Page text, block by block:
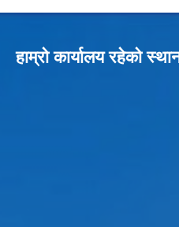
हाम्रो कार्यालय रहेको